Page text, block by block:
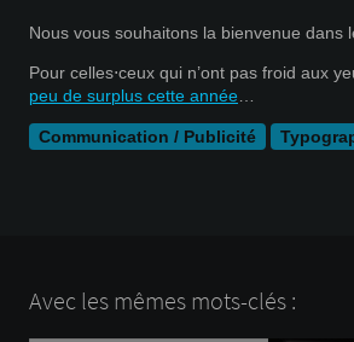
Nous vous souhaitons la bienvenue dans
Pour celles⋅ceux qui n’ont pas froid aux
peu de surplus cette année
Communication / Publicité
Avec les mêmes mots-clés :